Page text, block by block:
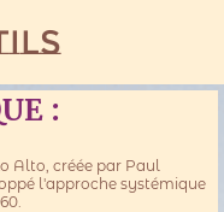
:
Alto, créée par Paul
l'approche systémique